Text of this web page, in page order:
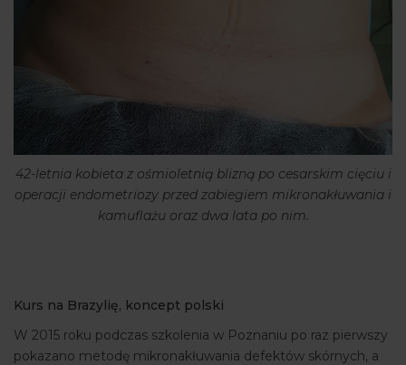
42-letnia kobieta z ośmioletnią blizną po cesarskim cięciu i
operacji endometriozy przed zabiegiem mikronakłuwania i
kamuflażu oraz dwa lata po nim.
Kurs na Brazylię, koncept polski
W 2015 roku podczas szkolenia w Poznaniu po raz pierwszy
pokazano metodę mikronakłuwania defektów skórnych, a